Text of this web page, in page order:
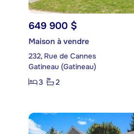
649 900 $
Maison à vendre
232, Rue de Cannes
Gatineau (Gatineau)
3
2